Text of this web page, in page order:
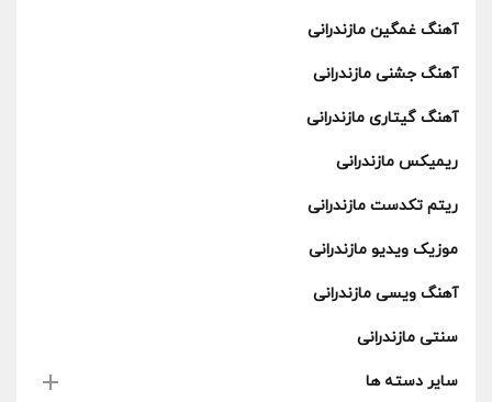
آهنگ غمگین مازندرانی
آهنگ جشنی مازندرانی
آهنگ گیتاری مازندرانی
ریمیکس مازندرانی
ریتم تکدست مازندرانی
موزیک ویدیو مازندرانی
آهنگ ویسی مازندرانی
سنتی مازندرانی
سایر دسته ها